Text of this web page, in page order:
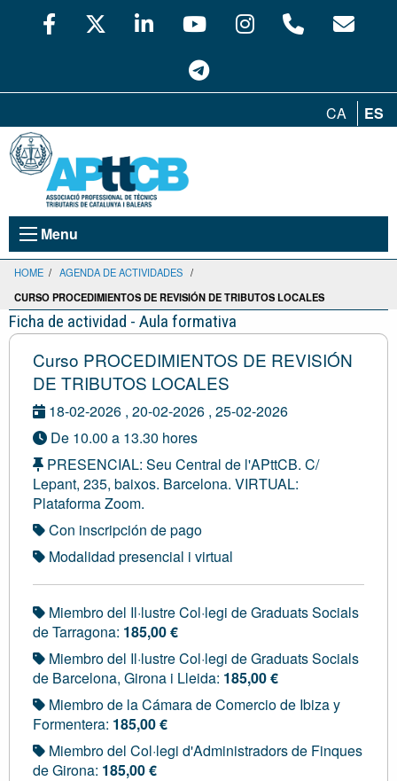
CA ES
Menu
HOME / AGENDA DE ACTIVIDADES /
CURSO PROCEDIMIENTOS DE REVISIÓN DE TRIBUTOS LOCALES
Ficha de actividad - Aula formativa
Curso PROCEDIMIENTOS DE REVISIÓN
DE TRIBUTOS LOCALES
18-02-2026 , 20-02-2026 , 25-02-2026
De 10.00 a 13.30 hores
PRESENCIAL: Seu Central de l'APttCB. C/
Lepant, 235, baixos. Barcelona. VIRTUAL:
Plataforma Zoom.
Con inscripción de pago
Modalidad presencial i virtual
Miembro del Il·lustre Col·legi de Graduats Socials
de Tarragona: 185,00 €
Miembro del Il·lustre Col·legi de Graduats Socials
de Barcelona, Girona i Lleida: 185,00 €
Miembro de la Cámara de Comercio de Ibiza y
Formentera: 185,00 €
Miembro del Col·legi d'Administradors de Finques
de Girona: 185,00 €